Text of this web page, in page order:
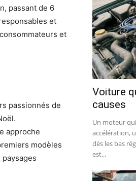
passant de 6
et
et
passionnés de
approche
modèles
Voiture
causes
Un moteur
accélération,
dès les bas
est...